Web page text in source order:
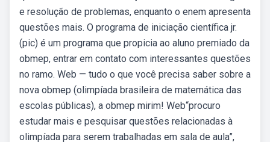
e resolução de problemas, enquanto o enem apresenta
questões mais. O programa de iniciação científica jr.
(pic) é um programa que propicia ao aluno premiado da
obmep, entrar em contato com interessantes questões
no ramo. Web — tudo o que você precisa saber sobre a
nova obmep (olimpíada brasileira de matemática das
escolas públicas), a obmep mirim! Web“procuro
estudar mais e pesquisar questões relacionadas à
olimpíada para serem trabalhadas em sala de aula”,